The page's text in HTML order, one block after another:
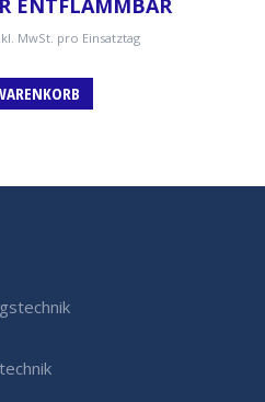
MwSt. pro Einsatztag